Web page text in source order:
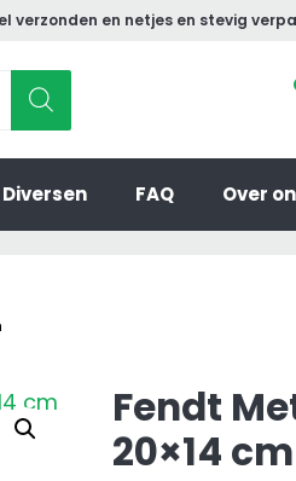
verzonden en netjes en stevig
Diversen FAQ Over
Fendt
20×14 cm